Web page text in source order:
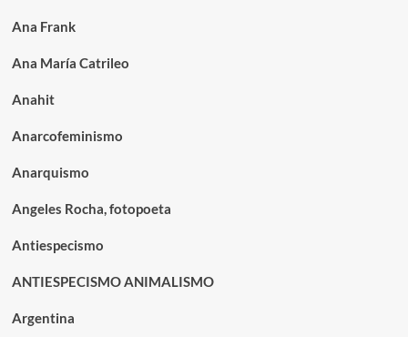
Ana Frank
Ana María Catrileo
Anahit
Anarcofeminismo
Anarquismo
Angeles Rocha, fotopoeta
Antiespecismo
ANTIESPECISMO ANIMALISMO
Argentina